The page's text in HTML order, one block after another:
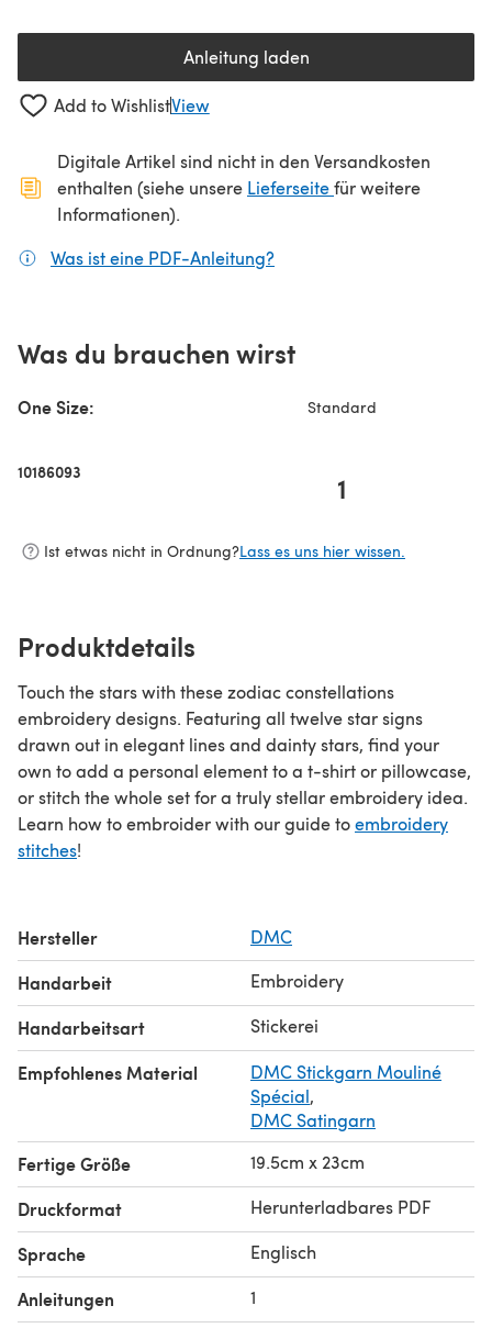
Anleitung laden(öffnet sich in einem neuen
Add to WishlistView
Digitale Artikel sind nicht in den Versandkosten
enthalten (siehe unsere Lieferseite(öffnet sich in
für weitere
Informationen).
Was ist eine PDF-Anleitung?
Was du brauchen wirst
One Size: Standard
10186093 1
Ist etwas nicht in Ordnung?Lass es uns hier wissen.
Produktdetails
Touch the stars with these zodiac constellations
embroidery designs. Featuring all twelve star signs
drawn out in elegant lines and dainty stars, find your
own to add a personal element to a t-shirt or pillowcase,
or stitch the whole set for a truly stellar embroidery idea.
Learn how to embroider with our guide toembroidery
stitches!
Hersteller DMC
Handarbeit Embroidery
Handarbeitsart Stickerei
Empfohlenes Material
DMC Stickgarn Mouliné
Spécial,
DMC Satingarn
Fertige Größe 19.5cm x 23cm
Druckformat Herunterladbares PDF
Sprache Englisch
Anleitungen 1